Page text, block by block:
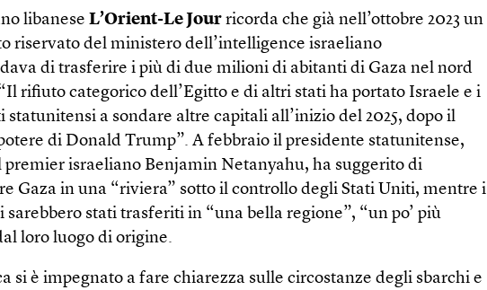
libaneseL’Orient-Le Jour ricorda che già nell’ottobre 2023 un
riservato del ministero dell’intelligence israeliano
di trasferire i più di due milioni di abitanti di Gaza nel nord
rifiuto categorico dell’Egitto e di altri stati ha portato Israele e i
statunitensi a sondare altre capitali all’inizio del 2025, dopo il
di Donald Trump”. A febbraio il presidente statunitense,
premier israeliano Benjamin Netanyahu, ha suggerito di
Gaza in una “riviera” sotto il controllo degli Stati Uniti, mentre i
sarebbero stati trasferiti in “una bella regione”, “un po’ più
loro luogo di origine.
si è impegnato a fare chiarezza sulle circostanze degli sbarchi e